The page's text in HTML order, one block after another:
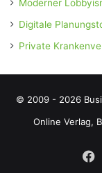
Moderner
Digitale
Private
© 2009 - 2026
Online Verlag,